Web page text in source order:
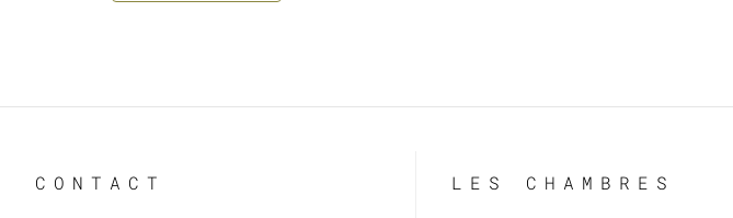
CONTACT LES CHAMBRES